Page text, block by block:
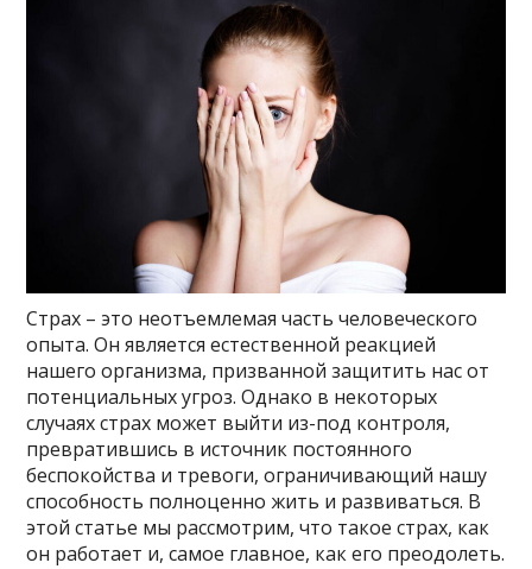
Страх – это неотъемлемая часть человеческого
опыта. Он является естественной реакцией
нашего организма, призванной защитить нас от
потенциальных угроз. Однако в некоторых
случаях страх может выйти из-под контроля,
превратившись в источник постоянного
беспокойства и тревоги, ограничивающий нашу
способность полноценно жить и развиваться. В
этой статье мы рассмотрим, что такое страх, как
он работает и, самое главное, как его преодолеть.